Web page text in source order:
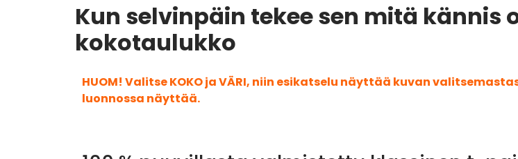
Kun selvinpäin tekee sen mitä
kokotaulukko
HUOM! Valitse KOKO ja VÄRI, niin esikatselu näyttää kuvan
luonnossa näyttää.